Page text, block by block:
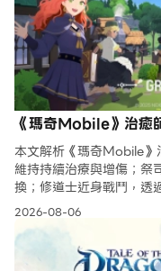
《瑪奇Mobile》治癒
析
本文解析《瑪奇Mobile》
維持持續治療與增傷；祭
換；修道士近身戰鬥，透
習慣推薦適合職業。
2026-08-06